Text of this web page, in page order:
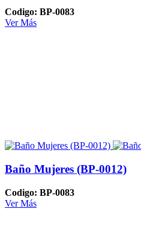
Codigo: BP-0083
Ver Más
Baño Mujeres (BP-0012)
Codigo: BP-0083
Ver Más